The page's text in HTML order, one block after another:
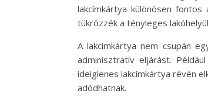
lakcímkártya különösen
tükrözzék a tényleges
A lakcímkártya nem csupán
adminisztratív eljárást.
ideiglenes lakcímkártya révén
adódhatnak.